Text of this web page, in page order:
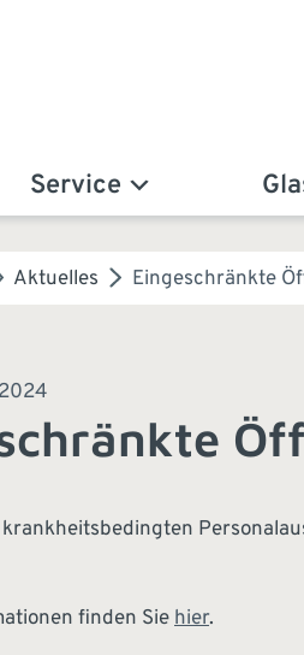
Service
Aktuelles Eingeschränkte
finden Siehier.